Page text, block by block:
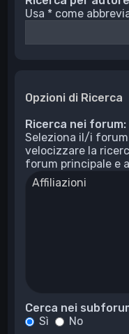
Usa * come
Opzioni di Ricerca
Ricerca nei forum:
Seleziona il/i
velocizzare la
forum principale e
Cerca nei
Sì
No